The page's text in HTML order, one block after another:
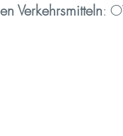
Verkehrsmitteln: